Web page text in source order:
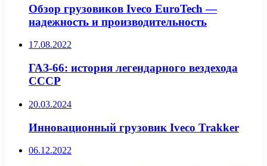
Обзор грузовиков Iveco EuroTech —
надежность и производительность
17.08.2022
ГАЗ-66: история легендарного вездехода
СССР
20.03.2024
Инновационный грузовик Iveco Trakker
06.12.2022